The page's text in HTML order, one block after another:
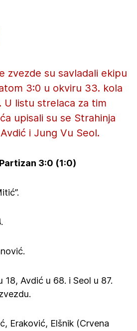
zvezde su savladali ekipu
3:0 u okviru 33. kola
U listu strelaca za tim
upisali su se Strahinja
i Jung Vu Seol.
3:0 (1:0)
18, Avdić u 68. i Seol u 87.
Eraković, Elšnik (Crvena